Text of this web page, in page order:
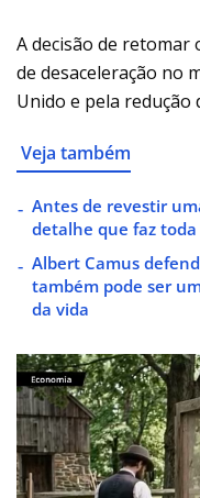
A decisão de
de desaceleração no
Unido e pela redução
Veja também
Antes de revestir
detalhe que faz
Albert Camus
também pode ser
da vida